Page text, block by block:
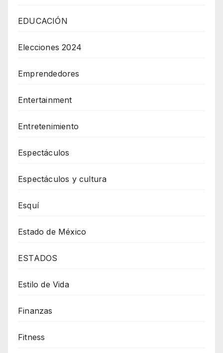
EDUCACIÓN
Elecciones 2024
Emprendedores
Entertainment
Entretenimiento
Espectáculos
Espectáculos y cultura
Esquí
Estado de México
ESTADOS
Estilo de Vida
Finanzas
Fitness